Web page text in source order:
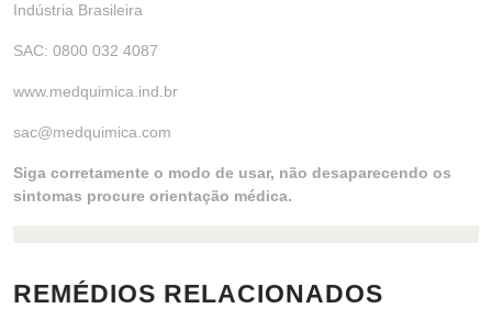
Indústria Brasileira
SAC: 0800 032 4087
www.medquimica.ind.br
sac@medquimica.com
Siga corretamente o modo de usar, não desaparecendo os
sintomas procure orientação médica.
REMÉDIOS RELACIONADOS